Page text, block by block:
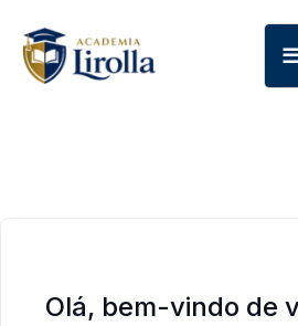
Olá, bem-vindo de